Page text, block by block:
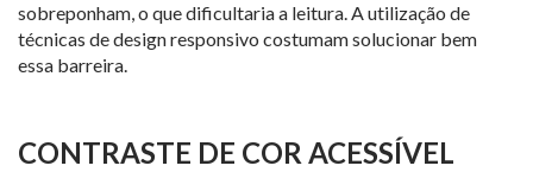
sobreponham, o que dificultaria a leitura. A utilização de
técnicas de design responsivo costumam solucionar bem
essa barreira.
CONTRASTE DE COR ACESSÍVEL